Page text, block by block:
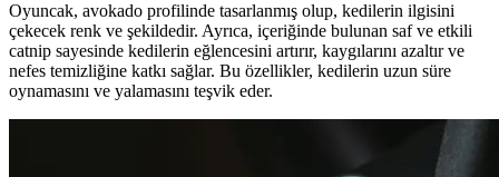
Oyuncak, avokado profilinde tasarlanmış olup, kedilerin ilgisini
çekecek renk ve şekildedir. Ayrıca, içeriğinde bulunan saf ve etkili
catnip sayesinde kedilerin eğlencesini artırır, kaygılarını azaltır ve
nefes temizliğine katkı sağlar. Bu özellikler, kedilerin uzun süre
oynamasını ve yalamasını teşvik eder.